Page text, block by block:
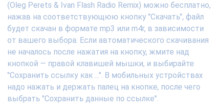
(Oleg Perets & Ivan Flash Radio Remix) можно бесплатно,
нажав на соответствующюю кнопку "Скачать", файл
будет скачан в формате mp3 или m4r, в зависимости
от вашего выбора. Если автоматического скачивания
не началось после нажатия на кнопку, жмите над
кнопкой — правой клавишей мышки, и выбирайте
"Сохранить ссылку как ...". В мобильных устройствах
надо нажать и держать палец на кнопке, после чего
выбрать "Сохранить данные по ссылке".